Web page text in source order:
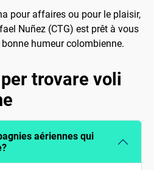
pour affaires ou pour le plaisir,
Nuñez (CTG) est prêt à vous
humeur colombienne.
trovare voli
aériennes qui